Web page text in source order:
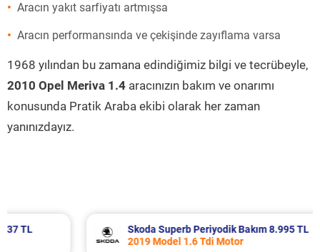
Aracın yakıt sarfiyatı artmışsa
Aracın performansında ve çekişinde zayıflama varsa
1968 yılından bu zamana edindiğimiz bilgi ve tecrübeyle,
2010 Opel Meriva 1.4 aracınızın bakım ve onarımı
konusunda Pratik Araba ekibi olarak her zaman
yanınızdayız.
Skoda Superb Periyodik Bakım 8.995 TL
2019 Model 1.6 Tdi Motor